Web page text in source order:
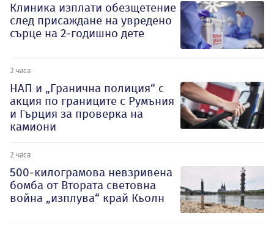
Клиника изплати обезщетение
след присаждане на увредено
сърце на 2-годишно дете
2 часа
НАП и „Гранична полиция“ с
акция по границите с Румъния
и Гърция за проверка на
камиони
2 часа
500-килограмова невзривена
бомба от Втората световна
война „изплува“ край Кьолн